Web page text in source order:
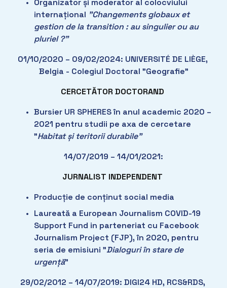
Organizator și moderator al colocviului
internațional ”Changements globaux et
gestion de la transition : au singulier ou au
pluriel ?”
01/10/2020 – 09/02/2024: UNIVERSITÉ DE LIÈGE,
Belgia - Colegiul Doctoral ”Geografie”
CERCETĂTOR DOCTORAND
Bursier UR SPHERES în anul academic 2020 –
2021 pentru studii pe axa de cercetare
”Habitat și teritorii durabile”
14/07/2019 – 14/01/2021:
JURNALIST INDEPENDENT
Producție de conținut social media
Laureată a European Journalism COVID-19
Support Fund in parteneriat cu Facebook
Journalism Project (FJP), în 2020, pentru
seria de emisiuni ”Dialoguri în stare de
urgență”
29/02/2012 – 14/07/2019: DIGI24 HD, RCS&RDS,